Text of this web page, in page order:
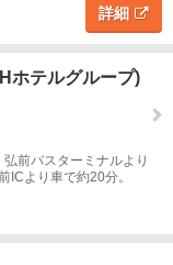
詳細
ホテルグループ)
前バスターミナルより
ICより車で約20分。